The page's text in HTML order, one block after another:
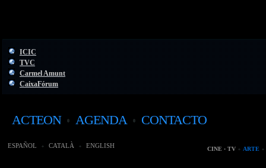
ICIC
TVC
Carmel Amunt
CaixaFórum
ACTEON AGENDA CONTACTO
ESPAÑOL CATALÀ ENGLISH CINE · TV ARTE